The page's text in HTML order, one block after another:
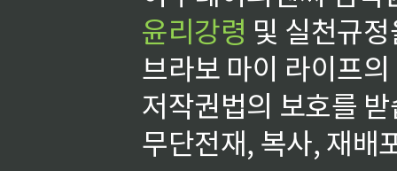
윤리강령 및 실천규
브라보 마이 라이프
저작권법의 보호를
무단전재, 복사, 재배